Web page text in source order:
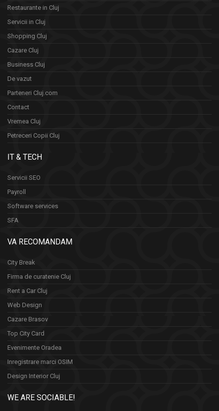
Restaurante in Cluj
Servicii in Cluj
Shopping Cluj
Cazare Cluj
Business Cluj
De vazut
Parteneri Cluj.com
Contact
Vremea Cluj
Petreceri Copii Cluj
IT & TECH
Servicii SEO
Payroll
Software services
SFA
VA RECOMANDAM
City Break
Firma de curatenie Cluj
Rent a Car Cluj
Web Design
Cazare Brasov
Top City Card
Evenimente Oradea
Inregistrare marci OSIM
Design Interior Cluj
WE ARE SOCIABLE!